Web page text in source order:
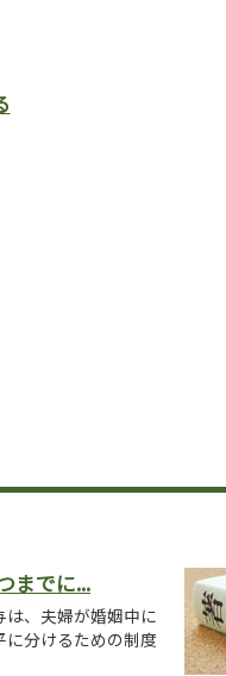
までに...
は、夫婦が婚姻中に
に分けるための制度